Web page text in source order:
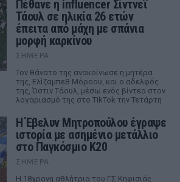
Πέθανε η influencer Σίντνεϊ
Τάουλ σε ηλικία 26 ετών
έπειτα από μάχη με σπάνια
μορφή καρκίνου
ΣΉΜΕΡΑ
Τον θάνατο της ανακοίνωσε η μητέρα
της, Ελίζαμπεθ Μόροου, και ο αδελφός
της, Όστιν Τάουλ, μέσω ενός βίντεο στον
λογαριασμό της στο TikTok την Τετάρτη
Η Έβελυν Μητροπούλου έγραψε
ιστορία με ασημένιο μετάλλιο
στο Παγκόσμιο Κ20
ΣΉΜΕΡΑ
Η 18χρονη αθλήτρια του ΓΣ Κηφισιάς